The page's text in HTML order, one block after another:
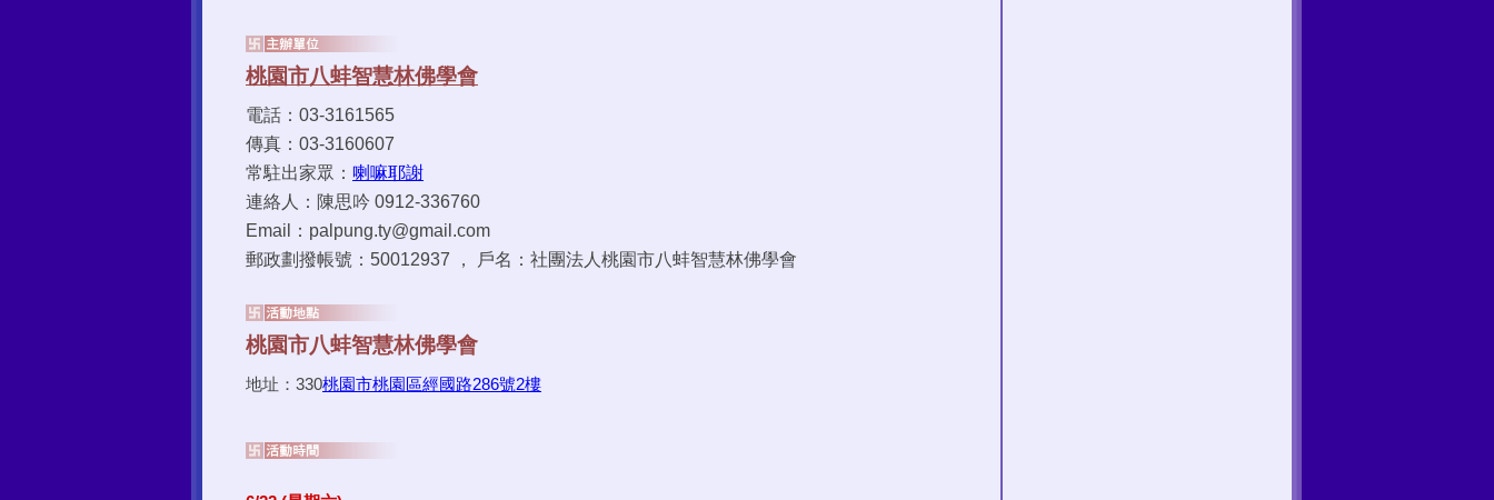
電話：03-3161565
傳真：03-3160607
常駐出家眾： 喇嘛耶謝
連絡人：陳思吟 0912-336760
Email：palpung.ty@gmail.com
郵政劃撥帳號：50012937 ， 戶名：社團法人桃園市八蚌智慧林佛學會
地址： 330桃園市桃園區經國路286號2樓